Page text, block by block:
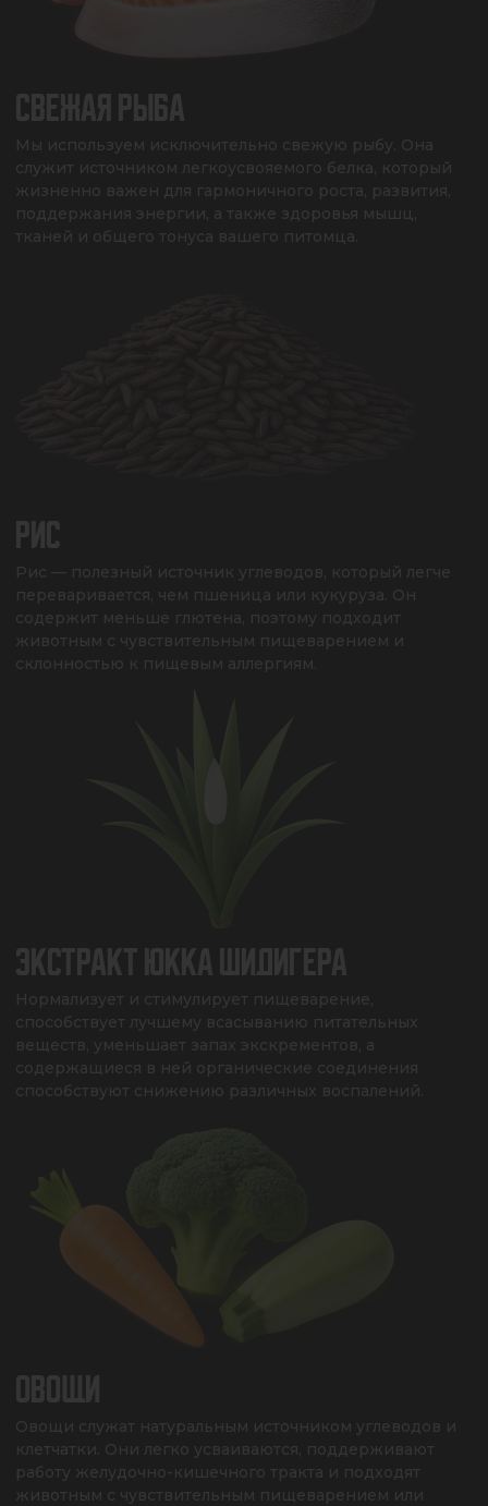
СВЕЖАЯ РЫБА
Мы используем исключительно свежую рыбу. Она
служит источником легкоусвояемого белка, который
жизненно важен для гармоничного роста, развития,
поддержания энергии, а также здоровья мышц,
тканей и общего тонуса вашего питомца.
РИС
Рис — полезный источник углеводов, который легче
переваривается, чем пшеница или кукуруза. Он
содержит меньше глютена, поэтому подходит
животным с чувствительным пищеварением и
склонностью к пищевым аллергиям.
ЭКСТРАКТ ЮККА ШИДИГЕРА
Нормализует и стимулирует пищеварение,
способствует лучшему всасыванию питательных
веществ, уменьшает запах экскрементов, а
содержащиеся в ней органические соединения
способствуют снижению различных воспалений.
ОВОЩИ
Овощи служат натуральным источником углеводов и
клетчатки. Они легко усваиваются, поддерживают
работу желудочно-кишечного тракта и подходят
животным с чувствительным пищеварением или